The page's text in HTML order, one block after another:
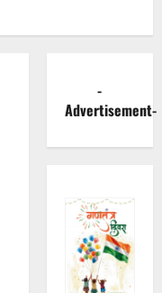
-
Advertisement-